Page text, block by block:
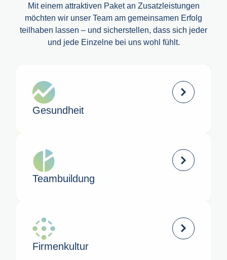
Mit einem attraktiven Paket an Zusatzleistungen
möchten wir unser Team am gemeinsamen Erfolg
teilhaben lassen – und sicherstellen, dass sich jeder
und jede Einzelne bei uns wohl fühlt.
Gesund­heit
Team­buildung
Firmen­kultur